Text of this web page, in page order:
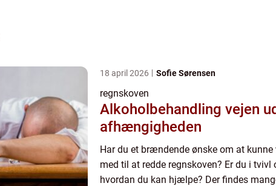
18 april 2026 Sofie Sørensen
regnskoven
Alkoholbehandling vejen ud af
afhængigheden
Har du et brændende ønske om at
med til at redde regnskoven? Er du i tvivl
hvordan du kan hjælpe? Der findes